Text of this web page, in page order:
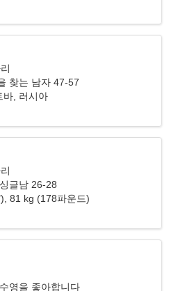
찾는 남자 47-57
바, 러시아
글남 26-28
81 kg (178파운드)
영을 좋아합니다